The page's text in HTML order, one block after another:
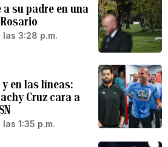
su padre en una
3:28 p.m.
en las líneas:
Cruz cara a
1:35 p.m.